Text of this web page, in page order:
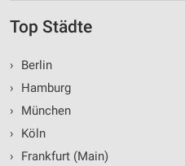
Top Städte
›
Berlin
›
Hamburg
›
München
›
Köln
›
Frankfurt (Main)